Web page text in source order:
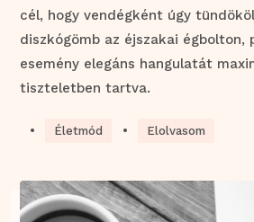
cél, hogy vendégként úgy
diszkógömb az éjszakai égbolton,
esemény elegáns hangulatát
tiszteletben tartva.
• Életmód • Elolvasom